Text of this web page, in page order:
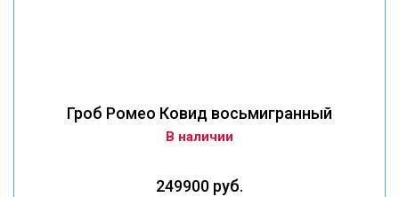
Гроб Ромео Ковид восьмигранный
В наличии
249900 руб.